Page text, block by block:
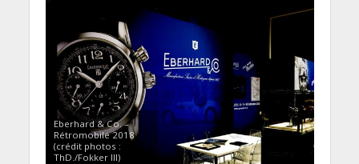
Eberhard & Co. –
Rétromobile 2018
(crédit photos :
ThD./Fokker III)